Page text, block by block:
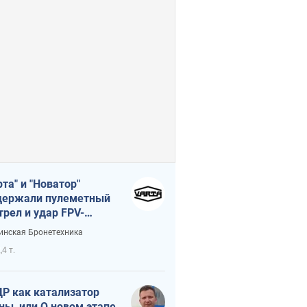
и "Новатор"
пулеметный
и удар FPV-
сохранив жизнь
Бронетехника
т.
как катализатор